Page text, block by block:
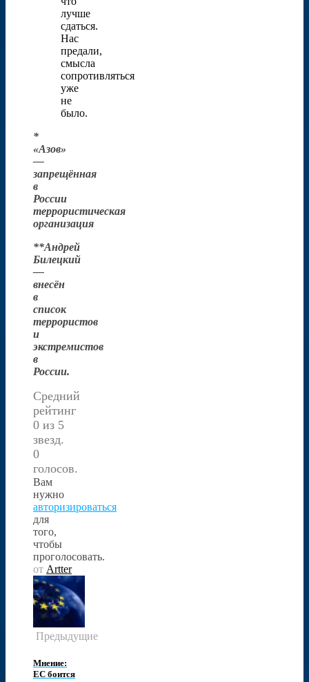
лучше
сдаться.
Нас
предали,
смысла
сопротивляться
уже
не
было.
*
«Азов»
—
запрещённая
в
России
террористическая
организация
**Андрей
Билецкий
—
внесён
в
список
террористов
и
экстремистов
в
России.
Средний
рейтинг
0 из 5
звезд.
0
голосов.
Вам
нужно
авторизироваться
для
того,
чтобы
проголосовать.
от Artter
Предыдущие
Мнение:
ЕС боится